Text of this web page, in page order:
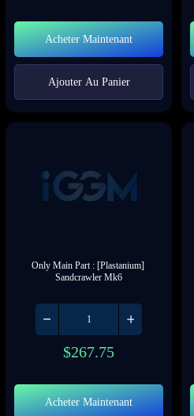
Acheter Maintenant
Ajouter Au Panier
Only Main Part : [Plastanium]
Sandcrawler Mk6
$267.75
Acheter Maintenant